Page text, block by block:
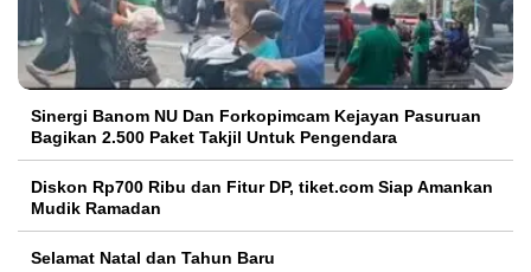
Sinergi Banom NU Dan Forkopimcam Kejayan Pasuruan
Bagikan 2.500 Paket Takjil Untuk Pengendara
Diskon Rp700 Ribu dan Fitur DP, tiket.com Siap Amankan
Mudik Ramadan
Selamat Natal dan Tahun Baru